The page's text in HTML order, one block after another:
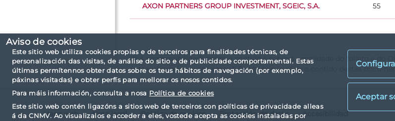
Aviso de cookies
Este sitio web utiliza cookies propias e de terceiros para finalidades técnicas, de
personalización das visitas, de análise do sitio e de publicidade comportamental. Estas
últimas permítennos obter datos sobre os teus hábitos de navegación (por exemplo,
páxinas visitadas) e obter perfís para mellorar os nosos contidos.
Para máis información, consulta a nosa Política de cookies
Este sitio web contén ligazóns a sitios web de terceiros con políticas de privacidade alleas
á da CNMV. Ao visualizalos e acceder a eles, vostede acepta as cookies instaladas por
AXON PARTNERS GROUP INVESTMENT, SGEIC, S.A. 55
(*) A responsabilidade sobre o contido e sobre a veracidade do folleto e do
autoxestionado, no seu caso. A CNMV non verifica o contido destes
Mapa web Nota legal Política de cookies Protección de datos Accesibilidad